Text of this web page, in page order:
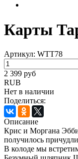
Карты
Артикул: WTT78
2 399 руб
RUB
Нет в наличии
Поделиться:
Описание
Крис и Моргана
получилось
В колоде мы